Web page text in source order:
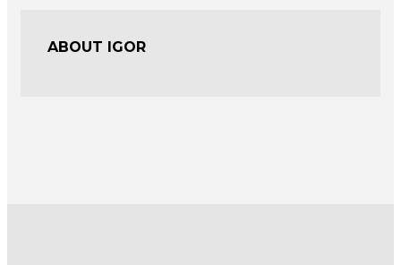
ABOUT IGOR